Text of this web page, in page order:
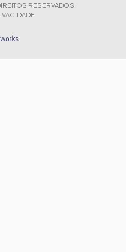
RESERVADOS